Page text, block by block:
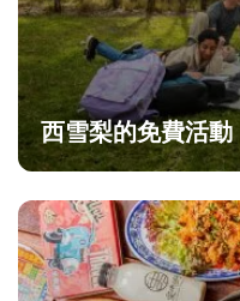
西雪梨的免費活動